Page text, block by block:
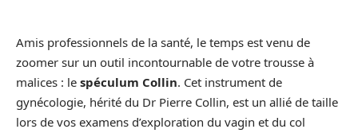
Amis professionnels de la santé, le temps est venu de
zoomer sur un outil incontournable de votre trousse à
malices : le spéculum Collin. Cet instrument de
gynécologie, hérité du Dr Pierre Collin, est un allié de taille
lors de vos examens d’exploration du vagin et du col